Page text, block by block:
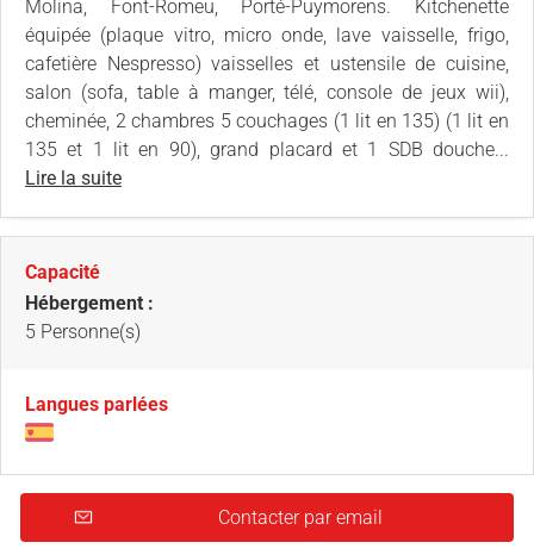
Molina, Font-Romeu, Porté-Puymorens. Kitchenette
équipée (plaque vitro, micro onde, lave vaisselle, frigo,
cafetière Nespresso) vaisselles et ustensile de cuisine,
salon (sofa, table à manger, télé, console de jeux wii),
cheminée, 2 chambres 5 couchages (1 lit en 135) (1 lit en
135 et 1 lit en 90), grand placard et 1 SDB douche...
Lire la suite
Capacité
Hébergement :
5 Personne(s)
Langues parlées
Contacter par email